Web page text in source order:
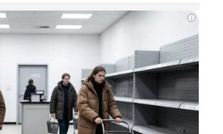
i